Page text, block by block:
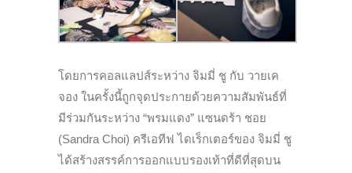
โดยการคอลแลปส์ระหว่าง จิมมี่ ชู กับ วายเค
จอง ในครั้งนี้ถูกจุดประกายด้วยความสัมพันธ์ที่
มีร่วมกันระหว่าง “พรมแดง” แซนดร้า ชอย
(Sandra Choi) ครีเอทีฟ ไดเร็กเตอร์ของ จิมมี่ ชู
ได้สร้างสรรค์การออกแบบรองเท้าที่ดีที่สุดบน